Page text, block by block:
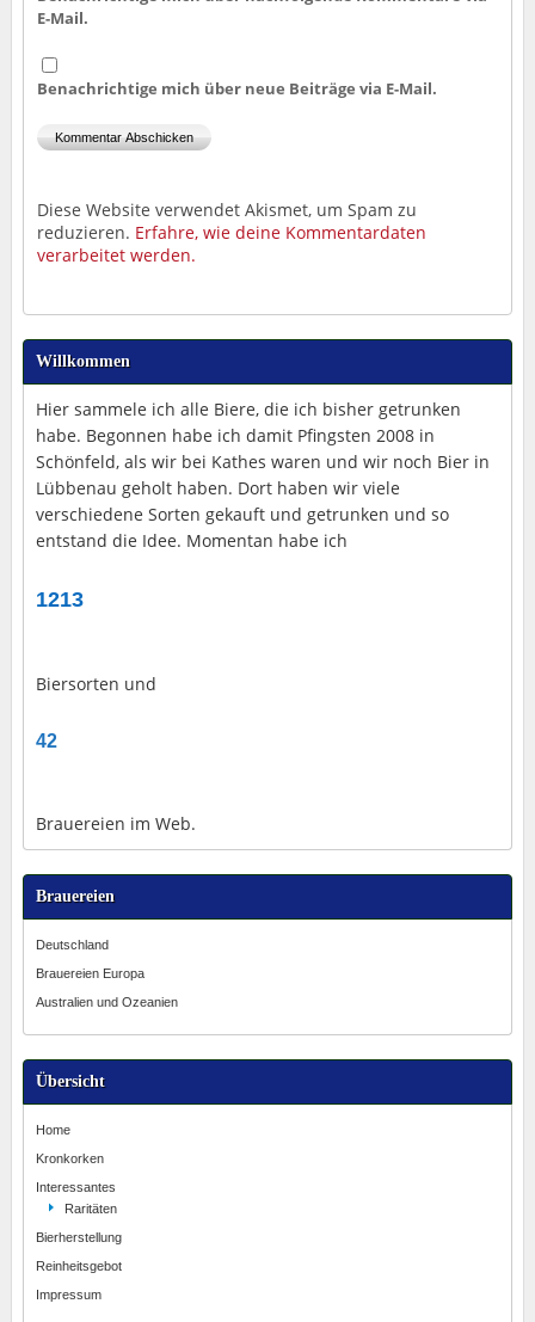
E-Mail.
Benachrichtige mich über neue Beiträge via E-Mail.
Diese Website verwendet Akismet, um Spam zu
reduzieren. Erfahre, wie deine Kommentardaten
verarbeitet werden.
Willkommen
Hier sammele ich alle Biere, die ich bisher getrunken
habe. Begonnen habe ich damit Pfingsten 2008 in
Schönfeld, als wir bei Kathes waren und wir noch Bier in
Lübbenau geholt haben. Dort haben wir viele
verschiedene Sorten gekauft und getrunken und so
entstand die Idee. Momentan habe ich
1213
Biersorten und
42
Brauereien im Web.
Brauereien
Deutschland
Brauereien Europa
Australien und Ozeanien
Übersicht
Home
Kronkorken
Interessantes
Raritäten
Bierherstellung
Reinheitsgebot
Impressum